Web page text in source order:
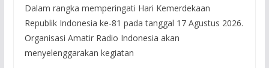
Dalam rangka memperingati Hari Kemerdekaan
Republik Indonesia ke-81 pada tanggal 17 Agustus 2026.
Organisasi Amatir Radio Indonesia akan
menyelenggarakan kegiatan